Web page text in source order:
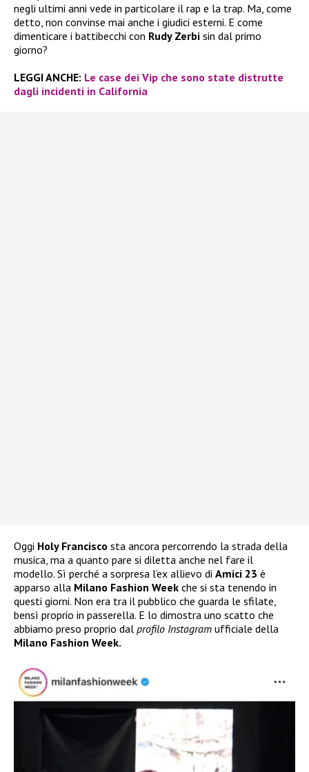
negli ultimi anni vede in particolare il rap e la trap. Ma, come
detto, non convinse mai anche i giudici esterni. E come
dimenticare i battibecchi con Rudy Zerbi sin dal primo
giorno?
LEGGI ANCHE: Le case dei Vip che sono state distrutte
dagli incidenti in California
Oggi Holy Francisco sta ancora percorrendo la strada della
musica, ma a quanto pare si diletta anche nel fare il
modello. Sì perché a sorpresa l’ex allievo di Amici 23 è
apparso alla Milano Fashion Week che si sta tenendo in
questi giorni. Non era tra il pubblico che guarda le sfilate,
bensì proprio in passerella. E lo dimostra uno scatto che
abbiamo preso proprio dal profilo Instagram ufficiale della
Milano Fashion Week.